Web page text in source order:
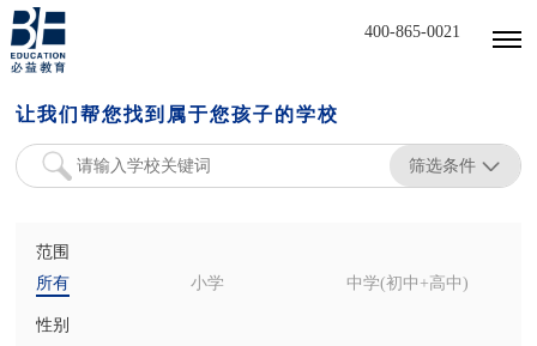
400-865-0021
让我们帮您找到属于您孩子的学校
筛选条件
范围
所有
小学 中学(初中+高中)
性别